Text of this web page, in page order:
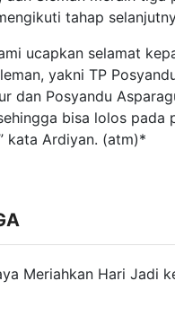
tahap
ucapkan selamat
yakni TP
dan Posyandu
bisa lolos pada
kata Ardiyan. (atm)*